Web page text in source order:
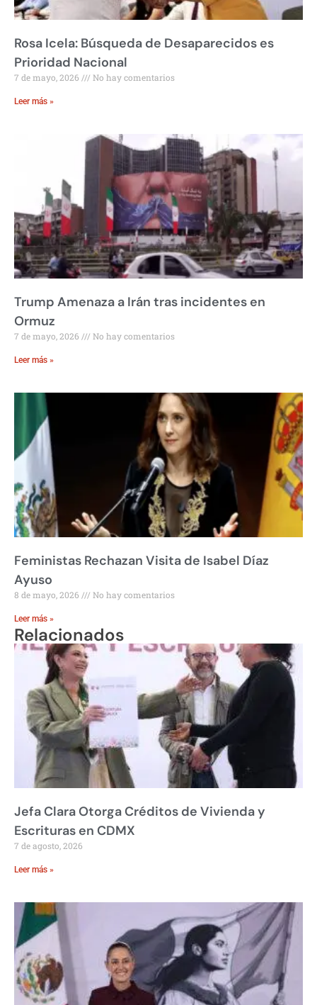
Rosa Icela: Búsqueda de Desaparecidos es
Prioridad Nacional
7 de mayo, 2026 No hay comentarios
Leer más »
Trump Amenaza a Irán tras incidentes en
Ormuz
7 de mayo, 2026 No hay comentarios
Leer más »
Feministas Rechazan Visita de Isabel Díaz
Ayuso
8 de mayo, 2026 No hay comentarios
Leer más »
Relacionados
Jefa Clara Otorga Créditos de Vivienda y
Escrituras en CDMX
7 de agosto, 2026
Leer más »